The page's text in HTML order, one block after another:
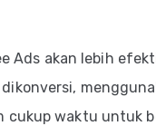
Ads akan lebih
cukup waktu untuk